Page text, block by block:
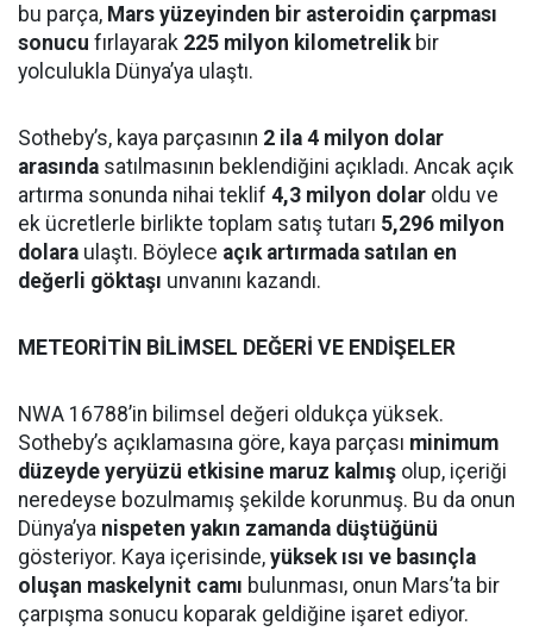
bu parça, Mars yüzeyinden bir asteroidin çarpması
sonucu fırlayarak 225 milyon kilometrelikbir
yolculukla Dünya’ya ulaştı.
Sotheby’s, kaya parçasının 2 ila 4 milyon dolar
arasında satılmasının beklendiğini açıkladı. Ancak açık
artırma sonunda nihai teklif 4,3 milyon dolar oldu ve
ek ücretlerle birlikte toplam satış tutarı 5,296 milyon
dolara ulaştı. Böylece açık artırmada satılan en
değerli göktaşı unvanını kazandı.
METEORİTİN BİLİMSEL DEĞERİ VE ENDİŞELER
NWA 16788’in bilimsel değeri oldukça yüksek.
Sotheby’s açıklamasına göre, kaya parçası minimum
düzeyde yeryüzü etkisine maruz kalmış olup, içeriği
neredeyse bozulmamış şekilde korunmuş. Bu da onun
Dünya’ya nispeten yakın zamanda düştüğünü
gösteriyor. Kaya içerisinde, yüksek ısı ve basınçla
oluşan maskelynit camı bulunması, onun Mars’ta bir
çarpışma sonucu koparak geldiğine işaret ediyor.